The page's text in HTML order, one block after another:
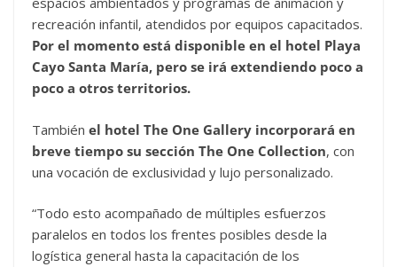
recreación infantil, atendidos por equipos capacitados.
Por el momento está disponible en el hotel Playa
Cayo Santa María, pero se irá extendiendo poco a
poco a otros territorios.
También el hotel The One Gallery incorporará en
breve tiempo su sección The One Collection, con
una vocación de exclusividad y lujo personalizado.
“Todo esto acompañado de múltiples esfuerzos
paralelos en todos los frentes posibles desde la
logística general hasta la capacitación de los